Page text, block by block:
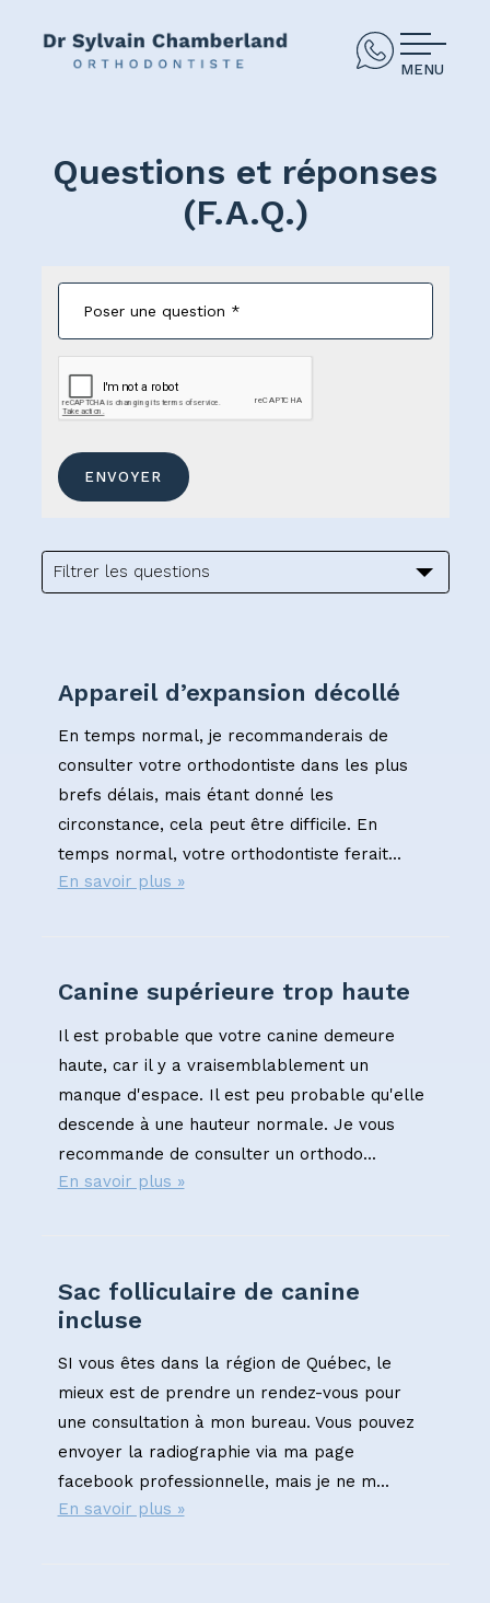
MENU
Questions et réponses
(F.A.Q.)
ENVOYER
Appareil d’expansion décollé
En temps normal, je recommanderais de
consulter votre orthodontiste dans les plus
brefs délais, mais étant donné les
circonstance, cela peut être difficile. En
temps normal, votre orthodontiste ferait...
En savoir plus »
Canine supérieure trop haute
Il est probable que votre canine demeure
haute, car il y a vraisemblablement un
manque d'espace. Il est peu probable qu'elle
descende à une hauteur normale. Je vous
recommande de consulter un orthodo...
En savoir plus »
Sac folliculaire de canine
incluse
SI vous êtes dans la région de Québec, le
mieux est de prendre un rendez-vous pour
une consultation à mon bureau. Vous pouvez
envoyer la radiographie via ma page
facebook professionnelle, mais je ne m...
En savoir plus »